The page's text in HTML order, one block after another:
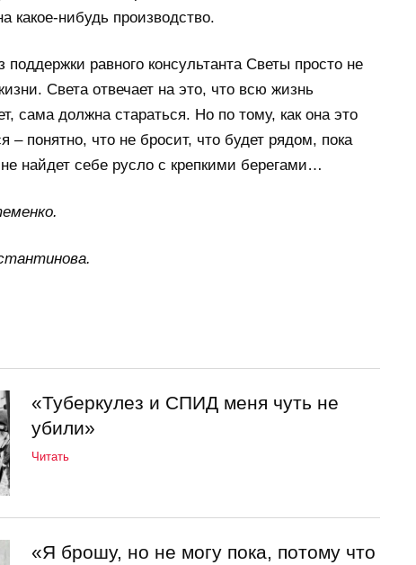
какое-нибудь производство.
поддержки равного консультанта Светы просто не
Света отвечает на это, что всю жизнь
сама должна стараться. Но по тому, как она это
– понятно, что не бросит, что будет рядом, пока
найдет себе русло с крепкими берегами…
«Туберкулез и СПИД меня чуть не
убили»
Читать
«Я брошу, но не могу пока, потому что